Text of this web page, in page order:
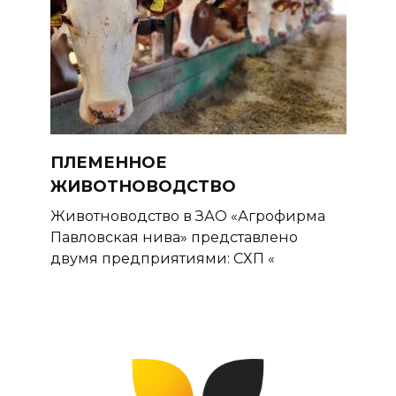
ПЛЕМЕННОЕ
ЖИВОТНОВОДСТВО
Животноводство в ЗАО «Агрофирма
Павловская нива» представлено
двумя предприятиями: СХП «